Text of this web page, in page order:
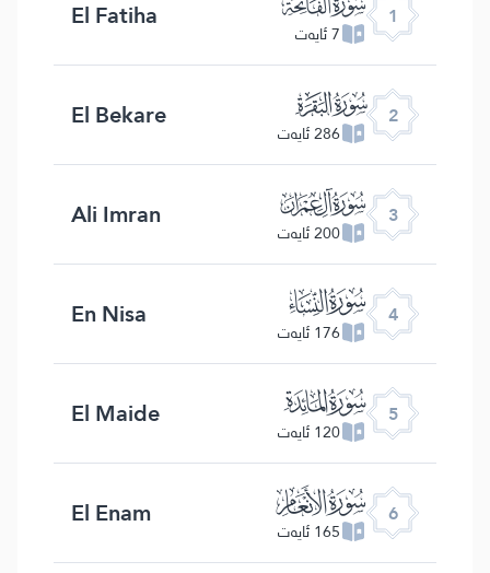
1
7 ئايەت El Fatiha
2 ﮎ
286 ئايەت El Bekare
3 ﮏ
200 ئايەت Ali Imran
4 ﮐ
176 ئايەت En Nisa
5 ﮑ
120 ئايەت El Maide
6 ﮒ
165 ئايەت El Enam